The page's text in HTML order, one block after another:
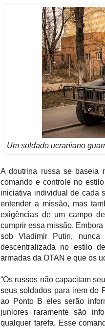
Um soldado ucraniano
A doutrina russa se baseia
comando e controle no
iniciativa individual de cada
entender a missão, mas
exigências de um campo
cumprir essa missão.
sob Vladimir Putin, nunca
descentralizada no estilo
armadas da OTAN e que os
“Os russos não capacitam
seus soldados para irem do
ao Ponto B eles serão
juniores raramente são
qualquer tarefa. Esse